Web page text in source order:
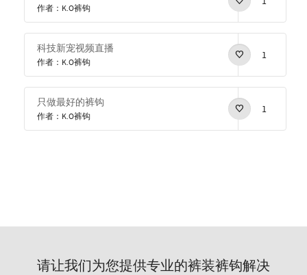
作者：K.O裤钩
科技新宠视频直播
作者：K.O裤钩
1
只做最好的裤钩
作者：K.O裤钩
1
请让我们为您提供专业的裤装裤钩解决